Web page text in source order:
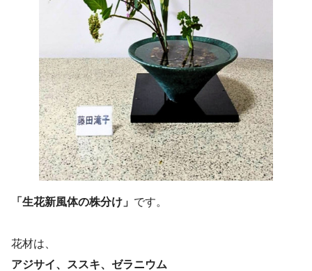
「生花新風体の株分け」 です。
花材は、
アジサイ、ススキ、ゼラニウム